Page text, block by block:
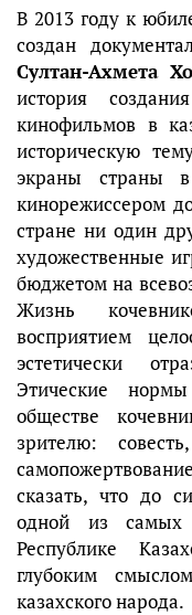
В 2013 году к
создан
Султан-Ахмета
история
кинофильмов в
историческую
экраны страны
кинорежиссером
стране ни один
художественные
бюджетом на
Жизнь
восприятием
эстетически
Этические
обществе
зрителю:
сказать, что до
одной из
Республике
глубоким
казахского народа.